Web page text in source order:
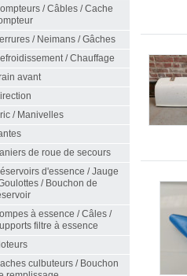
/ Câbles / Cache
/ Neimans / Gâches
/ Chauffage
avant
/ Manivelles
de roue de secours
d'essence / Jauge
/ Bouchon de
à essence / Câles /
filtre à essence
culbuteurs / Bouchon